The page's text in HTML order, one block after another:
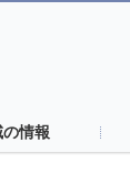
情報